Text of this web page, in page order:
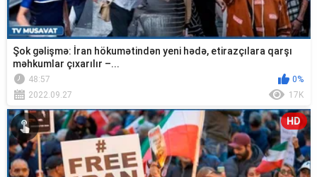
Şok gəlişmə: İran hökumətindən yeni hədə, etirazçılara qarşı
məhkumlar çıxarılır –...
48:57
0%
2022.09.27
17K
HD